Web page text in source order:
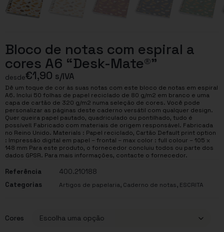
Bloco de notas com espiral a
cores A6 “Desk-Mate®”
desde€1,90 s/IVA
Dê um toque de cor às suas notas com este bloco de notas em espiral
A6. Inclui 50 folhas de papel reciclado de 80 g/m2 em branco e uma
capa de cartão de 320 g/m2 numa seleção de cores. Você pode
personalizar as páginas deste caderno versátil com qualquer design.
Quer queira papel pautado, quadriculado ou pontilhado, tudo é
possível! Fabricado com materiais de origem responsável. Fabricada
no Reino Unido. Materials : Papel reciclado, Cartão Default print option
: Impressão digital em papel – frontal – max color : full colour – 105 x
148 mm Para este produto, o fornecedor concluiu todos ou parte dos
dados GPSR. Para mais informações, contacte o fornecedor.
Referência
400.210188
Categorias
Artigos de papelaria, Caderno de notas, ESCRITA
Cores